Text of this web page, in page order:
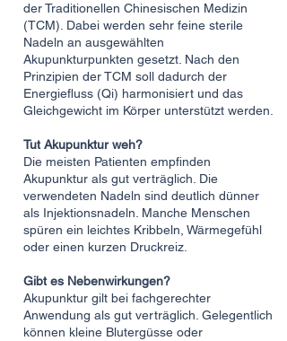
der Traditionellen Chinesischen Medizin
(TCM). Dabei werden sehr feine sterile
Nadeln an ausgewählten
Akupunkturpunkten gesetzt. Nach den
Prinzipien der TCM soll dadurch der
Energiefluss (Qi) harmonisiert und das
Gleichgewicht im Körper unterstützt werden.
Tut Akupunktur weh?
Die meisten Patienten empfinden
Akupunktur als gut verträglich. Die
verwendeten Nadeln sind deutlich dünner
als Injektionsnadeln. Manche Menschen
spüren ein leichtes Kribbeln, Wärmegefühl
oder einen kurzen Druckreiz.
Gibt es Nebenwirkungen?
Akupunktur gilt bei fachgerechter
Anwendung als gut verträglich. Gelegentlich
können kleine Blutergüsse oder